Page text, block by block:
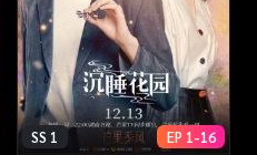
SS 1 EP 1-16